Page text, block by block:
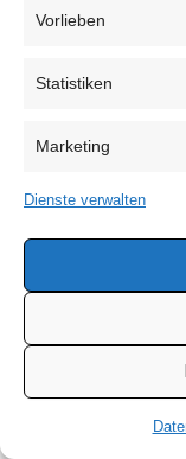
Vorlieben
Statistiken
Marketing
Dienste verwalten
Endlich. Er
schön es doch ist,
warum bekommt